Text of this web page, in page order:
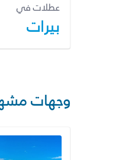
عطلات في
بيرات
وجهات